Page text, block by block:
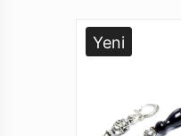
Dizildiği Malzeme
Yeni